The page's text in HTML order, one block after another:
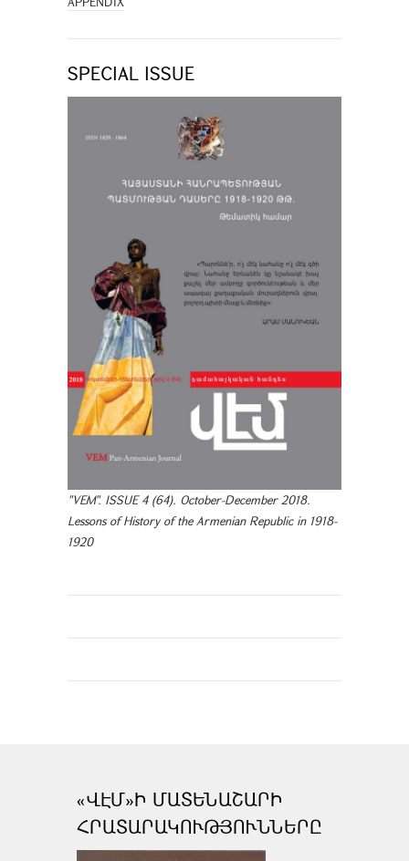
SPECIAL ISSUE
"VEM". ISSUE 4 (64). October-December 2018.
Lessons of History of the Armenian Republic in 1918-
1920
«ՎԷՄ»Ի ՄԱՏԵՆԱՇԱՐԻ
ՀՐԱՏԱՐԱԿՈՒԹՅՈՒՆՆԵՐԸ